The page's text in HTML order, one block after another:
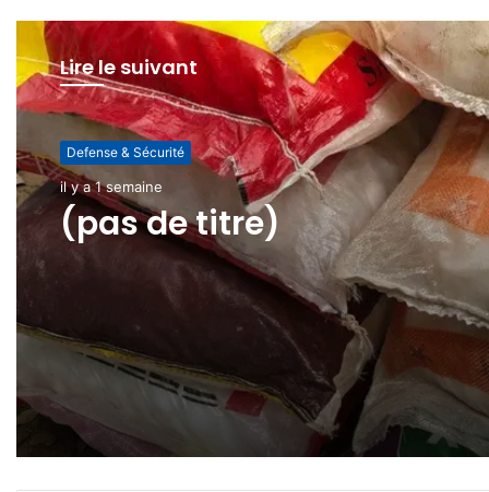
Lire le suivant
Defense & Sécurité
il y a 1 semaine
(pas de titre)